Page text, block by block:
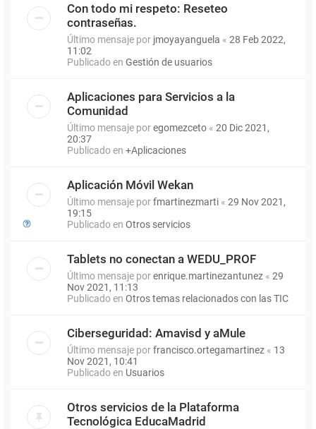
Con todo mi respeto: Reseteo
contraseñas.
Último mensaje por jmoyayanguela « 28 Feb 2022,
11:02
Publicado en Gestión de usuarios
Aplicaciones para Servicios a la
Comunidad
Último mensaje poregomezceto « 20 Dic 2021,
20:37
Publicado en +Aplicaciones
Aplicación Móvil Wekan
Último mensaje porfmartinezmarti « 29 Nov 2021,
19:15
Publicado en Otros servicios
Tablets no conectan a WEDU_PROF
Último mensaje porenrique.martinezantunez « 29
Nov 2021, 11:13
Publicado en Otros temas relacionados con las TIC
Ciberseguridad: Amavisd y aMule
Último mensaje porfrancisco.ortegamartinez « 13
Nov 2021, 10:41
Publicado en Usuarios
Otros servicios de la Plataforma
Tecnológica EducaMadrid